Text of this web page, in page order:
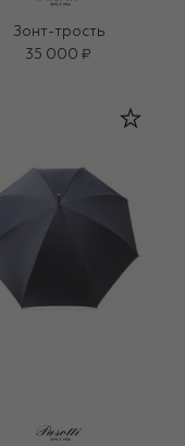
Зонт-трость
35 000 ₽